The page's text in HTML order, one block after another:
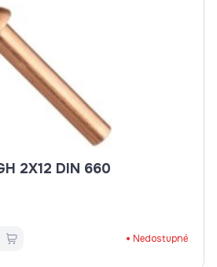
NIT MEDENÝ PGH 2X12 DIN 660
Nedostupné